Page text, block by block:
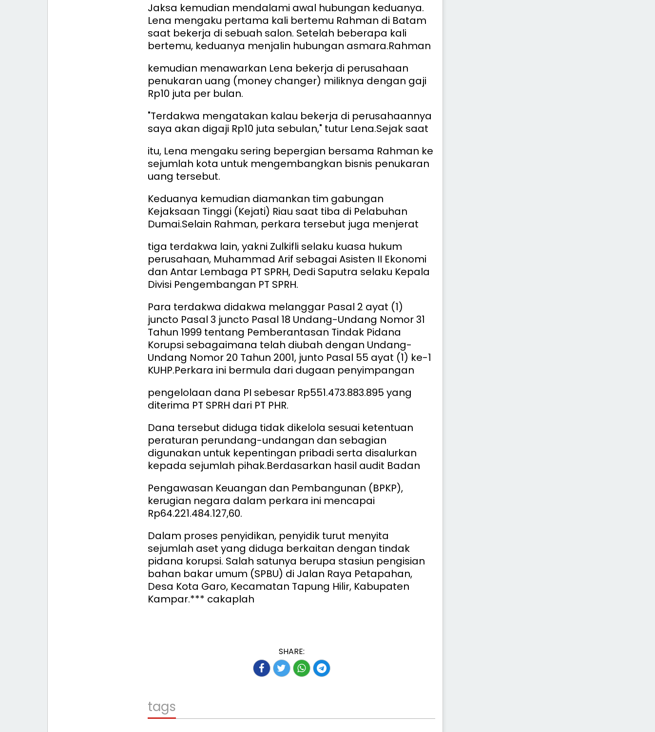
Jaksa kemudian mendalami awal hubungan keduanya.
Lena mengaku pertama kali bertemu Rahman di Batam
saat bekerja di sebuah salon. Setelah beberapa kali
bertemu, keduanya menjalin hubungan asmara.Rahman
kemudian menawarkan Lena bekerja di perusahaan
penukaran uang (money changer) miliknya dengan gaji
Rp10 juta per bulan.
"Terdakwa mengatakan kalau bekerja di perusahaannya
saya akan digaji Rp10 juta sebulan," tutur Lena.Sejak saat
itu, Lena mengaku sering bepergian bersama Rahman ke
sejumlah kota untuk mengembangkan bisnis penukaran
uang tersebut.
Keduanya kemudian diamankan tim gabungan
Kejaksaan Tinggi (Kejati) Riau saat tiba di Pelabuhan
Dumai.Selain Rahman, perkara tersebut juga menjerat
tiga terdakwa lain, yakni Zulkifli selaku kuasa hukum
perusahaan, Muhammad Arif sebagai Asisten II Ekonomi
dan Antar Lembaga PT SPRH, Dedi Saputra selaku Kepala
Divisi Pengembangan PT SPRH.
Para terdakwa didakwa melanggar Pasal 2 ayat (1)
juncto Pasal 3 juncto Pasal 18 Undang-Undang Nomor 31
Tahun 1999 tentang Pemberantasan Tindak Pidana
Korupsi sebagaimana telah diubah dengan Undang-
Undang Nomor 20 Tahun 2001, junto Pasal 55 ayat (1) ke-1
KUHP.Perkara ini bermula dari dugaan penyimpangan
pengelolaan dana PI sebesar Rp551.473.883.895 yang
diterima PT SPRH dari PT PHR.
Dana tersebut diduga tidak dikelola sesuai ketentuan
peraturan perundang-undangan dan sebagian
digunakan untuk kepentingan pribadi serta disalurkan
kepada sejumlah pihak.Berdasarkan hasil audit Badan
Pengawasan Keuangan dan Pembangunan (BPKP),
kerugian negara dalam perkara ini mencapai
Rp64.221.484.127,60.
Dalam proses penyidikan, penyidik turut menyita
sejumlah aset yang diduga berkaitan dengan tindak
pidana korupsi. Salah satunya berupa stasiun pengisian
bahan bakar umum (SPBU) di Jalan Raya Petapahan,
Desa Kota Garo, Kecamatan Tapung Hilir, Kabupaten
Kampar.*** cakaplah
SHARE:
tags